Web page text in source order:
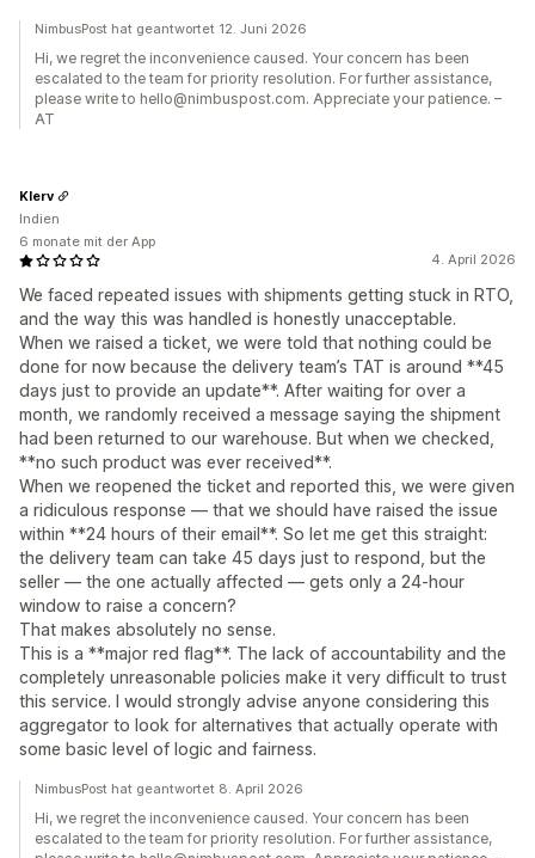
NimbusPost hat geantwortet 12. Juni 2026
Hi, we regret the inconvenience caused. Your concern has been
escalated to the team for priority resolution. For further assistance,
please write to hello@nimbuspost.com. Appreciate your patience. –
AT
4. April 2026
We faced repeated issues with shipments getting stuck in RTO,
and the way this was handled is honestly unacceptable.
When we raised a ticket, we were told that nothing could be
done for now because the delivery team’s TAT is around **45
days just to provide an update**. After waiting for over a
month, we randomly received a message saying the shipment
had been returned to our warehouse. But when we checked,
**no such product was ever received**.
When we reopened the ticket and reported this, we were given
a ridiculous response — that we should have raised the issue
within **24 hours of their email**. So let me get this straight:
the delivery team can take 45 days just to respond, but the
seller — the one actually affected — gets only a 24-hour
window to raise a concern?
That makes absolutely no sense.
This is a **major red flag**. The lack of accountability and the
completely unreasonable policies make it very difficult to trust
this service. I would strongly advise anyone considering this
aggregator to look for alternatives that actually operate with
some basic level of logic and fairness.
Klerv
Indien
6 monate mit der App
NimbusPost hat geantwortet 8. April 2026
Hi, we regret the inconvenience caused. Your concern has been
escalated to the team for priority resolution. For further assistance,